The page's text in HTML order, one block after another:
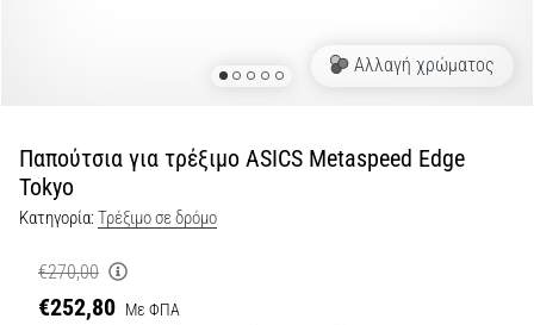
test:
Τι
είναι
πώς
εκτελούνται;
Αλλαγή χρώματος
Παπούτσια για τρέξιμο ASICS Metaspeed Edge
Tokyo
Κατηγορία:Τρέξιμο σε δρόμο
€270,00
€252,80 Με ΦΠΑ